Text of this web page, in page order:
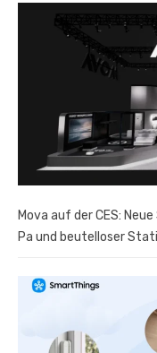
Mova auf der CES:
Pa und beutelloser